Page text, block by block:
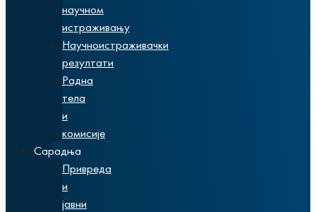
научном
истраживању
Научноистраживачки
резултати
Радна
тела
и
комисије
Сарадња
Привреда
и
јавни